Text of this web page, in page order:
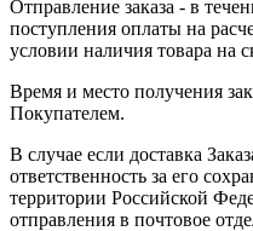
Отправление заказа - в
поступления оплаты на
условии наличия товара на
Время и место получения
Покупателем.
В случае если доставка
ответственность за его
территории Российской
отправления в почтовое